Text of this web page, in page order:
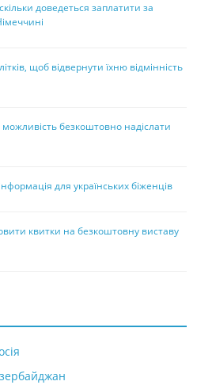
доведеться заплатити за
щоб відвернути їхню відмінність
можливість безкоштовно надіслати
для українських біженців
квитки на безкоштовну виставу